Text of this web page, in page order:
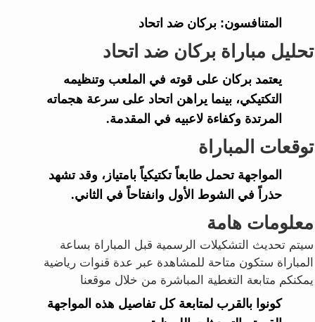
المتنافسون: بركان ضد اتحاد
تحليل مباراة بركان ضد اتحاد
يعتمد بركان على قوته في الملعب وتنظيمه
التكتيكي، بينما يراهن اتحاد على سرعة هجماته
المرتدة وكفاءة لاعبيه في المقدمة.
توقعات المباراة
المواجهة تحمل طابعاً تكتيكياً بامتياز، وقد تشهد
حذراً في الشوط الأول وانفتاحاً في الثاني.
معلومات هامة
سيتم تحديث التشكيلات الرسمية قبل المباراة بساعة
المباراة ستكون متاحة للمشاهدة عبر عدة قنوات رياضية
يمكنكم متابعة التغطية المباشرة من خلال موقعنا
كونوا بالقرب لمتابعة كل تفاصيل هذه المواجهة